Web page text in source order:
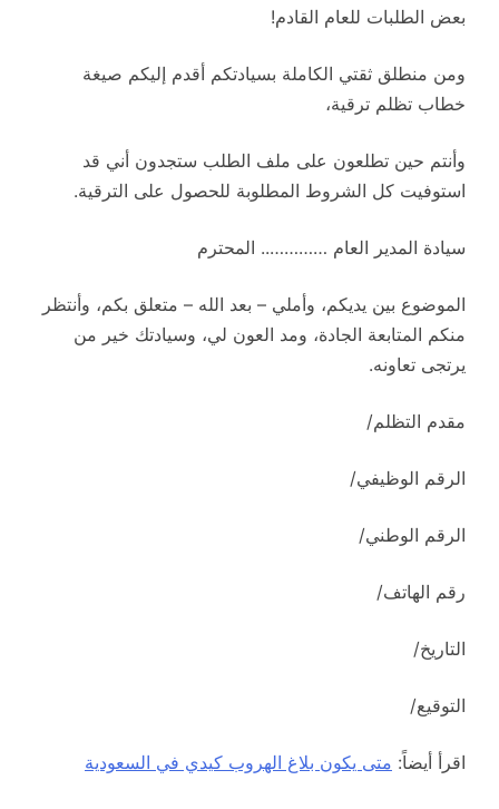
بعض الطلبات للعام القادم!
ومن منطلق ثقتي الكاملة بسيادتكم أقدم إليكم صيغة
خطاب تظلم ترقية،
وأنتم حين تطلعون على ملف الطلب ستجدون أني قد
استوفيت كل الشروط المطلوبة للحصول على الترقية.
سيادة المدير العام ………….. المحترم
الموضوع بين يديكم، وأملي – بعد الله – متعلق بكم، وأنتظر
منكم المتابعة الجادة، ومد العون لي، وسيادتك خير من
يرتجى تعاونه.
مقدم التظلم/
الرقم الوظيفي/
الرقم الوطني/
رقم الهاتف/
التاريخ/
التوقيع/
اقرأ أيضاً: متى يكون بلاغ الهروب كيدي في السعودية